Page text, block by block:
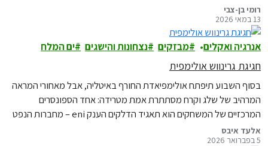
בוועדה לתשתיות לאומיות (וות"ל), והודיע כי אין הצדקה להעביר את
התוכנית לוועדה משום שהיא עומדת בניגוד למדיניות התכנון והסביבה
של ישראל. כעת יחזור…
רומי בן-צבי
13 במאי 2026
אנרגיה ואקלים מבזקים נצחונות והישגים ים המלח
חגיגת גרינווש אולימפית
בסוף השבוע תיפתח אולימפיאדת החורף באיטליה, אבל מאחורי המראה
המרהיב של שלג וקרח מסתתרת אמת מטרידה: אחד הספונסרים
המרכזיים של המשחקים הוא תאגיד הדלקים הענק eni – מחברות הנפט
והגז המזהמות בעולם, שפעילה גם במזרח התיכון.
אלעד איבס
5 בפברואר 2026